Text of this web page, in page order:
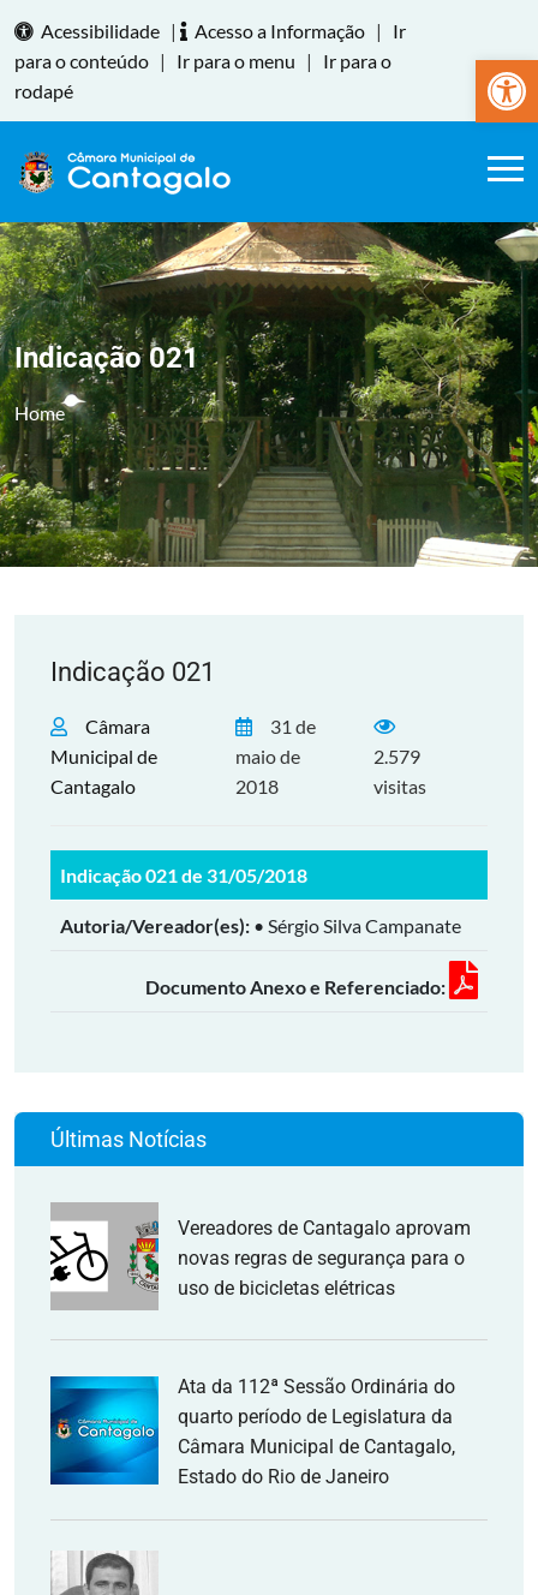
Abrir
Acessibilidade | Acesso a Informação |
Ir
para o conteúdo | Ir para o menu |
Ir para o
rodapé
Indicação 021
Home
Indicação 021
Câmara
Municipal de
Cantagalo
31 de
maio de
2018
2.579
visitas
Indicação 021 de 31/05/2018
Autoria/Vereador(es): • Sérgio Silva Campanate
Documento Anexo e Referenciado:
Últimas Notícias
Vereadores de Cantagalo aprovam
novas regras de segurança para o
uso de bicicletas elétricas
Ata da 112ª Sessão Ordinária do
quarto período de Legislatura da
Câmara Municipal de Cantagalo,
Estado do Rio de Janeiro